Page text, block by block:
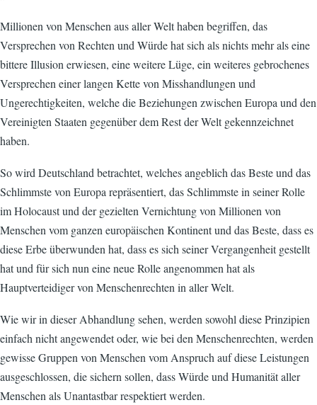
Millionen von Menschen aus aller Welt haben begriffen, das
Versprechen von Rechten und Würde hat sich als nichts mehr als eine
bittere Illusion erwiesen, eine weitere Lüge, ein weiteres gebrochenes
Versprechen einer langen Kette von Misshandlungen und
Ungerechtigkeiten, welche die Beziehungen zwischen Europa und den
Vereinigten Staaten gegenüber dem Rest der Welt gekennzeichnet
haben.
So wird Deutschland betrachtet, welches angeblich das Beste und das
Schlimmste von Europa repräsentiert, das Schlimmste in seiner Rolle
im Holocaust und der gezielten Vernichtung von Millionen von
Menschen vom ganzen europäischen Kontinent und das Beste, dass es
diese Erbe überwunden hat, dass es sich seiner Vergangenheit gestellt
hat und für sich nun eine neue Rolle angenommen hat als
Hauptverteidiger von Menschenrechten in aller Welt.
Wie wir in dieser Abhandlung sehen, werden sowohl diese Prinzipien
einfach nicht angewendet oder, wie bei den Menschenrechten, werden
gewisse Gruppen von Menschen vom Anspruch auf diese Leistungen
ausgeschlossen, die sichern sollen, dass Würde und Humanität aller
Menschen als Unantastbar respektiert werden.